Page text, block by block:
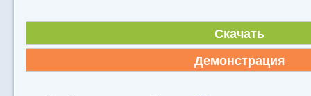
Скачать
Демонстрация